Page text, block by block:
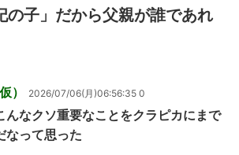
の子」だから父親が誰であれ
） 2026/07/06(月)06:56:35 0
んなクソ重要なことをクラピカにまで
なって思った